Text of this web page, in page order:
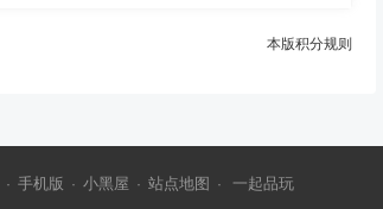
本版积分规则
· 手机版 · 小黑屋 · 站点地图 · 一起品玩